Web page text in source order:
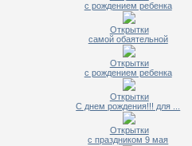
с рождением ребенка
Открытки
самой обаятельной
Открытки
с рождением ребенка
Открытки
С днем рождения!!! для ...
Открытки
с праздником 9 мая